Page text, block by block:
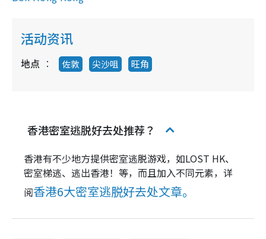
活动资讯
地点 佐敦 尖沙咀 旺角
香港密室逃脱好去处推荐？
香港有不少地方提供密室逃脱游戏，如LOST HK、
密室梯逃、逃出香港！等，而且加入不同元素，详
阅香港6大密室逃脱好去处文章。